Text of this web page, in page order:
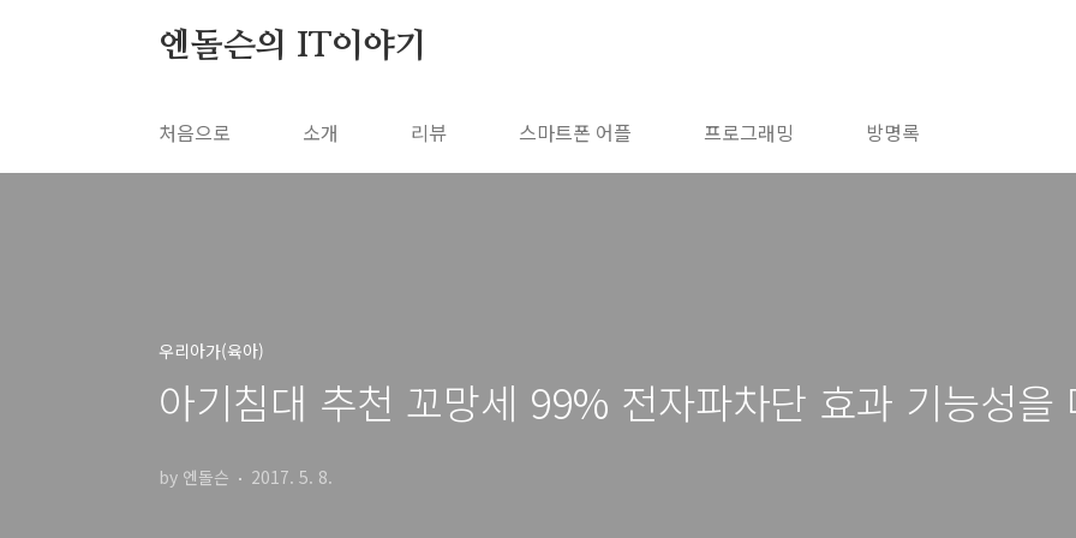
엔돌슨의 IT이야기
처음으로 소개 리뷰 스마트폰 어플 프로그래밍 방명록
우리아가(육아)
아기침대 추천 꼬망세 99% 전자파차단 효과 기능성을
by 엔돌슨 2017. 5. 8.